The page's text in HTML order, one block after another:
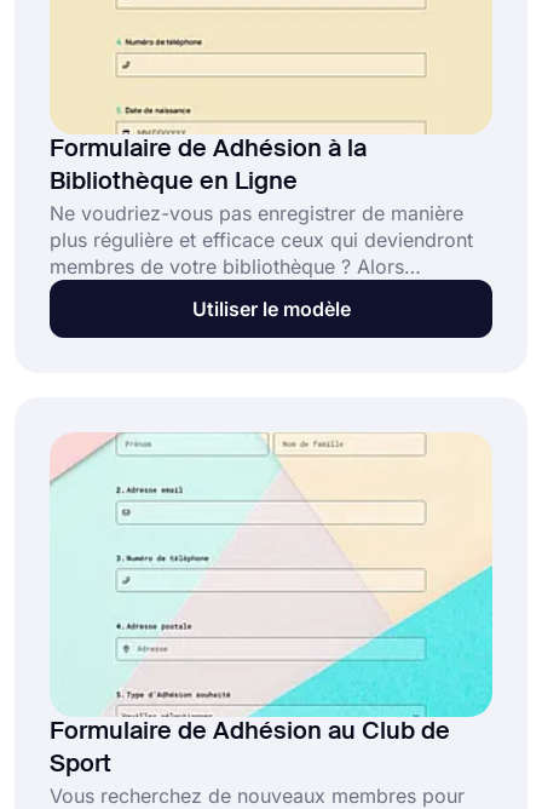
Formulaire de Adhésion à la
Bibliothèque en Ligne
Ne voudriez-vous pas enregistrer de manière
plus régulière et efficace ceux qui deviendront
membres de votre bibliothèque ? Alors
rencontrez l'outil de création de formulaires
gratuit forms.app ! Vous pouvez choisir ce
sont prêts dans le modèle.
Utiliser le modèle
Formulaire de Adhésion au Club de
Sport
Vous recherchez de nouveaux membres pour